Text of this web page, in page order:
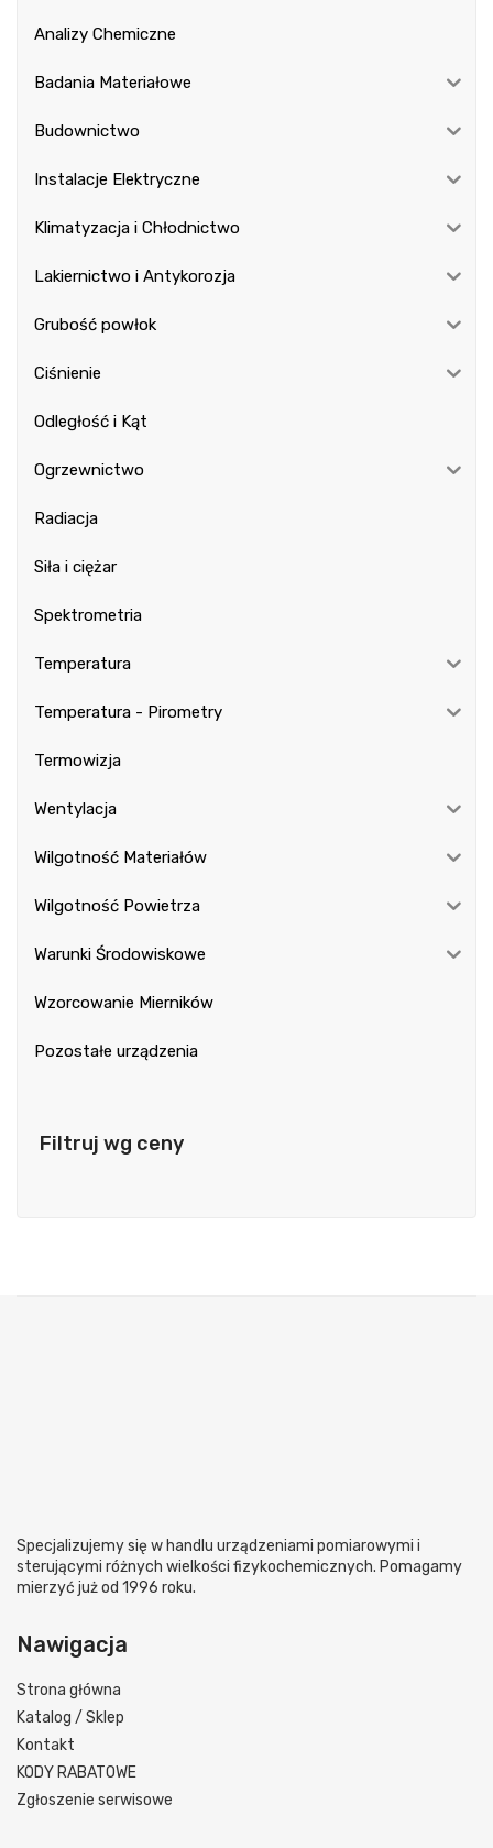
Analizy Chemiczne
Badania Materiałowe
Budownictwo
Instalacje Elektryczne
Klimatyzacja i Chłodnictwo
Lakiernictwo i Antykorozja
Grubość powłok
Ciśnienie
Odległość i Kąt
Ogrzewnictwo
Radiacja
Siła i ciężar
Spektrometria
Temperatura
Temperatura - Pirometry
Termowizja
Wentylacja
Wilgotność Materiałów
Wilgotność Powietrza
Warunki Środowiskowe
Wzorcowanie Mierników
Pozostałe urządzenia
Filtruj wg ceny
Specjalizujemy się w handlu urządzeniami pomiarowymi i
sterującymi różnych wielkości fizykochemicznych. Pomagamy
mierzyć już od 1996 roku.
Nawigacja
Strona główna
Katalog / Sklep
Kontakt
KODY RABATOWE
Zgłoszenie serwisowe